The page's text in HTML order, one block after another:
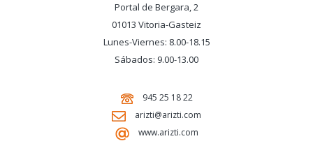
Portal de Bergara, 2
01013 Vitoria-Gasteiz
Lunes-Viernes: 8.00-18.15
Sábados: 9.00-13.00
945 25 18 22
arizti@arizti.com
www.arizti.com